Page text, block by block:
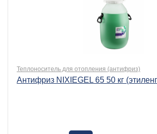
Теплоноситель для отопления (антифриз)
Антифриз NIXIEGEL 65 50 кг